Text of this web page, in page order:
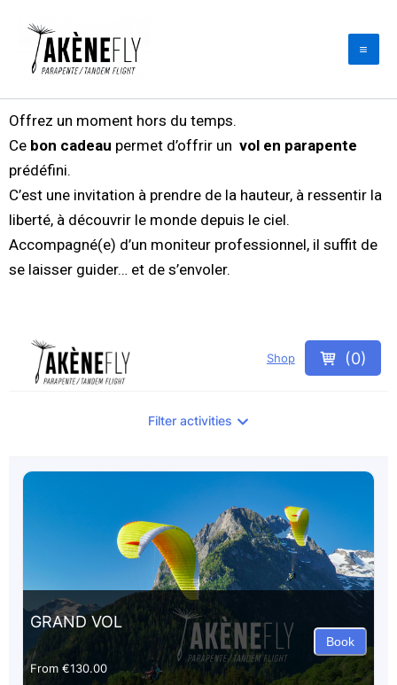
contenu
Offrez un moment hors du temps.
Ce bon cadeau permet d’offrir un vol en parapente
prédéfini.
C’est une invitation à prendre de la hauteur, à ressentir la
liberté, à découvrir le monde depuis le ciel.
Accompagné(e) d’un moniteur professionnel, il suffit de
se laisser guider… et de s’envoler.